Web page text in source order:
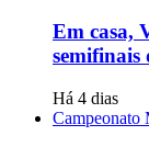
Em casa,
Há 4 dias
Campeonato